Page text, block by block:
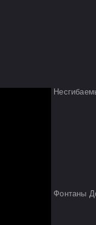
Фонтаны